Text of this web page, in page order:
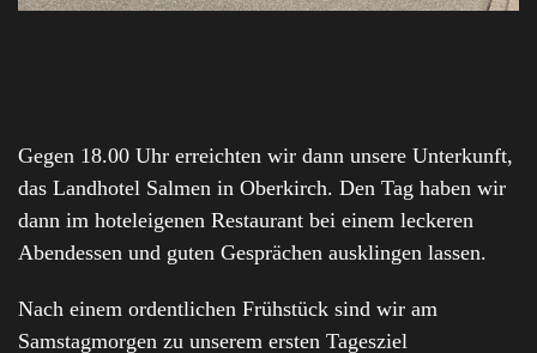
Gegen 18.00 Uhr erreichten wir dann unsere Unterkunft,
das Landhotel Salmen in Oberkirch. Den Tag haben wir
dann im hoteleigenen Restaurant bei einem leckeren
Abendessen und guten Gesprächen ausklingen lassen.
Nach einem ordentlichen Frühstück sind wir am
Samstagmorgen zu unserem ersten Tagesziel